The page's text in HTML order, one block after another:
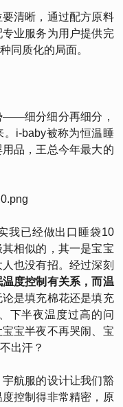
清晰，通过配方原料
业服务为用户提供完
同质化的局面。
——细分细分再细分，
i-baby被称为恒温睡
品，王总今年最大的
我已经做出口睡袋10
相似的，其一是宝宝
也没有招。经过深刻
度控制有关系，而温
论是填充棉花还是填充
下半夜温度过高的问
宝半夜不再哭闹、宝
出汗？
航服的设计让我们豁
控制得非常精密，原